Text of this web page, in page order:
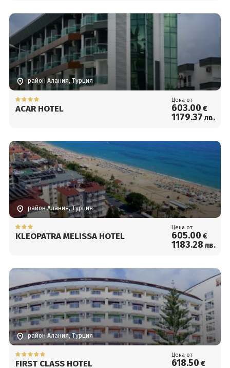
район Алания, Турция
ACAR HOTEL
Цена от
603.00 €
1179.37 лв.
район Алания, Турция
KLEOPATRA MELISSA HOTEL
Цена от
605.00 €
1183.28 лв.
район Алания, Турция
FIRST CLASS HOTEL
Цена от
618.50 €